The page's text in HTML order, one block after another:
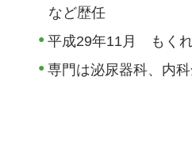
など歴任
平成29年11月 もく
専門は泌尿器科、内